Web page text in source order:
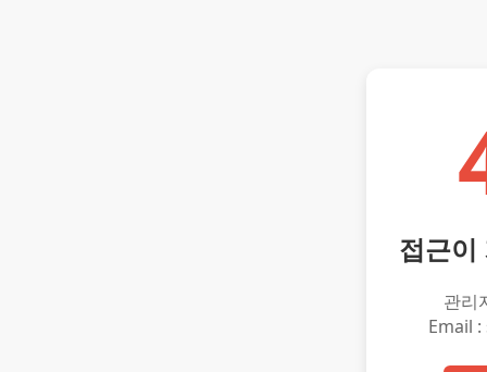
접근이
관리
Email